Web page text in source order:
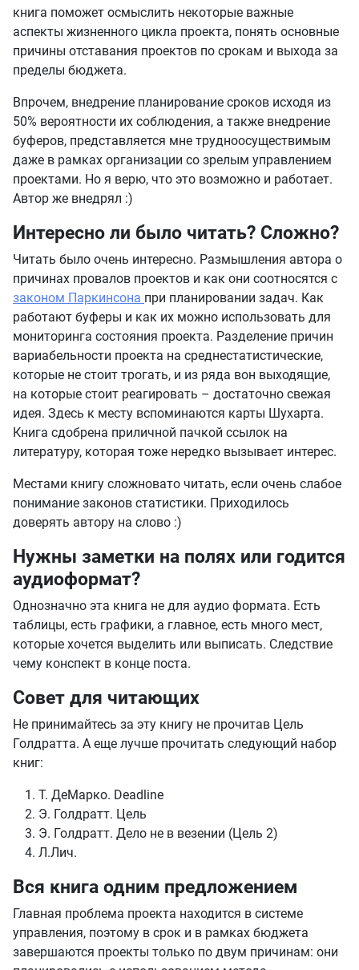
книга поможет осмыслить некоторые важные
аспекты жизненного цикла проекта, понять основные
причины отставания проектов по срокам и выхода за
пределы бюджета.
Впрочем, внедрение планирование сроков исходя из
50% вероятности их соблюдения, а также внедрение
буферов, представляется мне трудноосуществимым
даже в рамках организации со зрелым управлением
проектами. Но я верю, что это возможно и работает.
Автор же внедрял :)
Интересно ли было читать? Сложно?
Читать было очень интересно. Размышления автора о
причинах провалов проектов и как они соотносятся с
законом Паркинсона при планировании задач. Как
работают буферы и как их можно использовать для
мониторинга состояния проекта. Разделение причин
вариабельности проекта на среднестатистические,
которые не стоит трогать, и из ряда вон выходящие,
на которые стоит реагировать – достаточно свежая
идея. Здесь к месту вспоминаются карты Шухарта.
Книга сдобрена приличной пачкой ссылок на
литературу, которая тоже нередко вызывает интерес.
Местами книгу сложновато читать, если очень слабое
понимание законов статистики. Приходилось
доверять автору на слово :)
Нужны заметки на полях или годится
аудиоформат?
Однозначно эта книга не для аудио формата. Есть
таблицы, есть графики, а главное, есть много мест,
которые хочется выделить или выписать. Следствие
чему конспект в конце поста.
Совет для читающих
Не принимайтесь за эту книгу не прочитав Цель
Голдратта. А еще лучше прочитать следующий набор
книг:
Т. ДеМарко. Deadline
Э. Голдратт. Цель
Э. Голдратт. Дело не в везении (Цель 2)
Л.Лич.
Вся книга одним предложением
Главная проблема проекта находится в системе
управления, поэтому в срок и в рамках бюджета
завершаются проекты только по двум причинам: они